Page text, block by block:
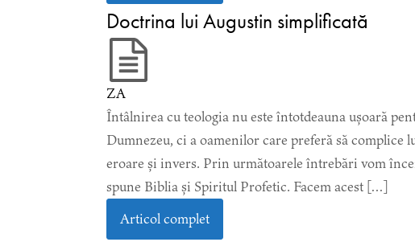
Doctrina lui Augustin simplificată
ZA
Întâlnirea cu teologia nu este întotdeauna ușoară
Dumnezeu, ci a oamenilor care preferă să
eroare și invers. Prin următoarele întrebări vom
spune Biblia și Spiritul Profetic. Facem acest […]
Articol complet